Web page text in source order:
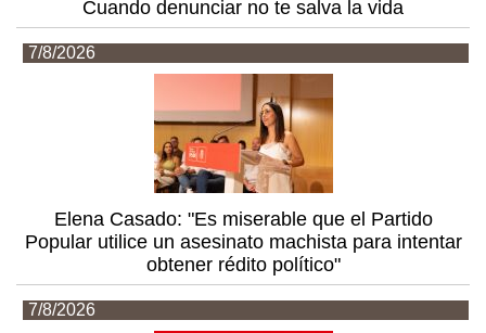
Cuando denunciar no te salva la vida
7/8/2026
Elena Casado: "Es miserable que el Partido
Popular utilice un asesinato machista para intentar
obtener rédito político"
7/8/2026